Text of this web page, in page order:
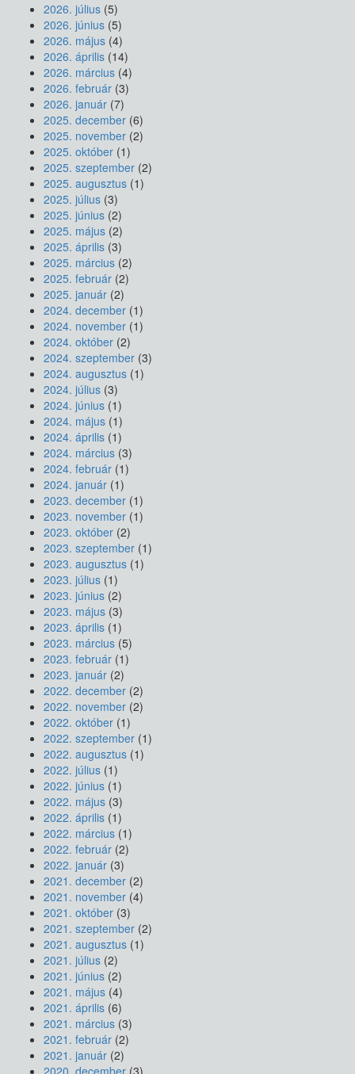
2026. július (5)
2026. június (5)
2026. május (4)
2026. április (14)
2026. március (4)
2026. február (3)
2026. január (7)
2025. december (6)
2025. november (2)
2025. október (1)
2025. szeptember (2)
2025. augusztus (1)
2025. július (3)
2025. június (2)
2025. május (2)
2025. április (3)
2025. március (2)
2025. február (2)
2025. január (2)
2024. december (1)
2024. november (1)
2024. október (2)
2024. szeptember (3)
2024. augusztus (1)
2024. július (3)
2024. június (1)
2024. május (1)
2024. április (1)
2024. március (3)
2024. február (1)
2024. január (1)
2023. december (1)
2023. november (1)
2023. október (2)
2023. szeptember (1)
2023. augusztus (1)
2023. július (1)
2023. június (2)
2023. május (3)
2023. április (1)
2023. március (5)
2023. február (1)
2023. január (2)
2022. december (2)
2022. november (2)
2022. október (1)
2022. szeptember (1)
2022. augusztus (1)
2022. július (1)
2022. június (1)
2022. május (3)
2022. április (1)
2022. március (1)
2022. február (2)
2022. január (3)
2021. december (2)
2021. november (4)
2021. október (3)
2021. szeptember (2)
2021. augusztus (1)
2021. július (2)
2021. június (2)
2021. május (4)
2021. április (6)
2021. március (3)
2021. február (2)
2021. január (2)
2020. december (3)